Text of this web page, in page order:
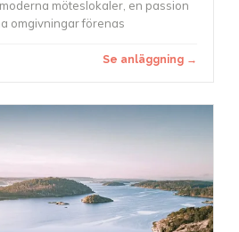
möteslokaler, en passion
omgivningar förenas
Se anläggning →